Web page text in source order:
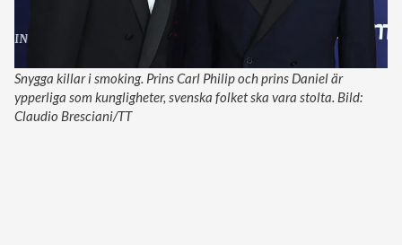
Snygga killar i smoking. Prins Carl Philip och prins Daniel är
ypperliga som kungligheter, svenska folket ska vara stolta. Bild:
Claudio Bresciani/TT